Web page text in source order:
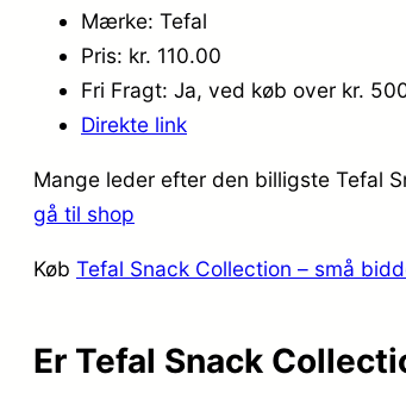
Mærke: Tefal
Pris: kr. 110.00
Fri Fragt: Ja, ved køb over kr.
Direkte link
Mange leder efter den billigste Tefal
gå til shop
Køb Tefal Snack Collection – små
Er Tefal Snack